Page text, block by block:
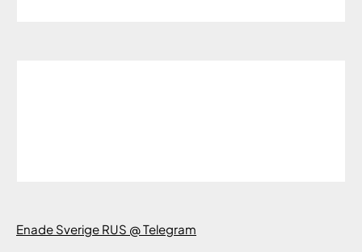
Enade Sverige RUS @ Telegram